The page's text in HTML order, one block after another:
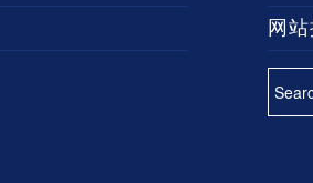
网